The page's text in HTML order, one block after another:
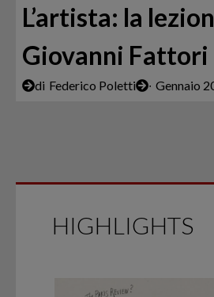
L’artista: la
Giovanni Fattori
di Federico Poletti ∙ Gennaio
HIGHLIGHTS